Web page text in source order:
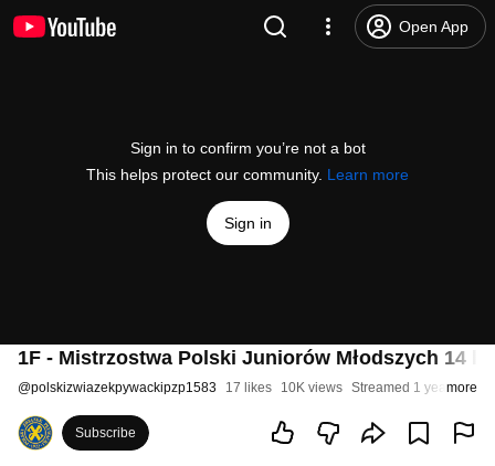
Open App
Sign in to confirm you’re not a bot
This helps protect our community. Learn more
Sign in
1F - Mistrzostwa Polski Juniorów Młodszych 14
@polskizwiazekpywackipzp1583 17 likes 10K views Streamed 1 year ago
more
Subscribe